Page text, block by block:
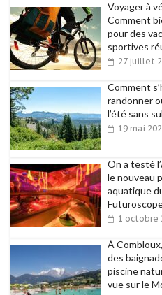
Voyager à
Comment
pour des
sportives
27 juillet
Comment
randonner
l’été sans
19 mai
On a testé
le nouveau
aquatique
1 octobre
À
des
piscine
vue sur le